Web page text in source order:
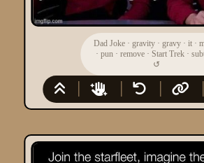
Dad Joke ·gravity ·gravy ·it ·
· pun · remove· Start Trek·
↺